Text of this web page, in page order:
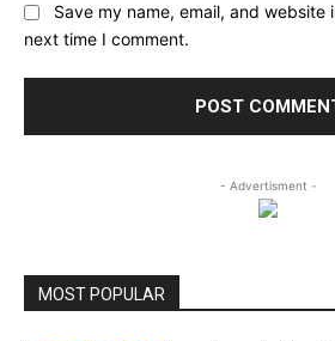
Save my name, email, and website
next time I comment.
- Advertisment -
MOST POPULAR